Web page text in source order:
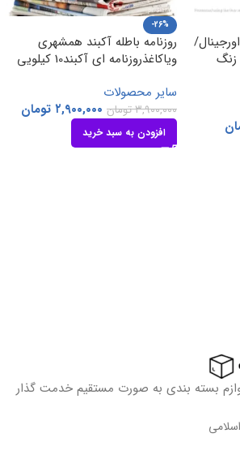
زنگ
-26%
روزنامه باطله آکبند همشهری
ویاکاغذروزنامه ای آکبند10 کیلویی
سایر محصولات
۳,۹۰۰,۰۰۰تومان ۲,۹۰۰,۰۰۰ تومان
افزودن به سبد خرید
بسته بندی به صورت مستقیم خدمت گذار